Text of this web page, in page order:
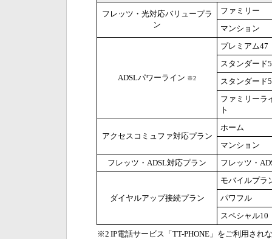
フレッツ・光対応バリュープラ
ン
ファミリー
マンション
ADSLパワーライン ※2
プレミアム47
スタンダード5
スタンダード
ファミリーラ
ト
アクセスコミュファ対応プラン
ホーム
マンション
フレッツ・ADSL対応プラン
フレッツ・
ダイヤルアップ接続プラン
モバイルプラ
パワフル
スペシャル10
※2 IP電話サービス「TT-PHONE」をご利用さ